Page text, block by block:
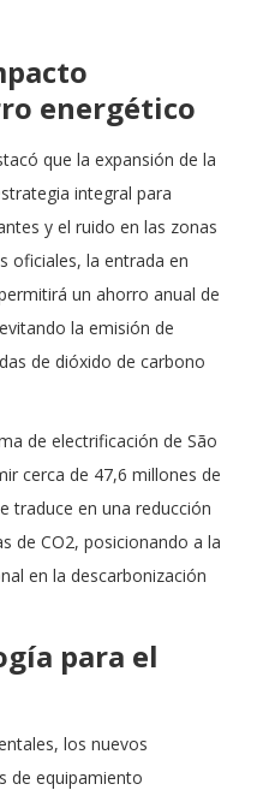
energético
que la expansión de la
integral para
y el ruido en las zonas
oficiales, la entrada en
un ahorro anual de
la emisión de
de dióxido de carbono
de electrificación de São
cerca de 47,6 millones de
traduce en una reducción
de CO2​, posicionando a la
en la descarbonización
para el
los nuevos
de equipamiento